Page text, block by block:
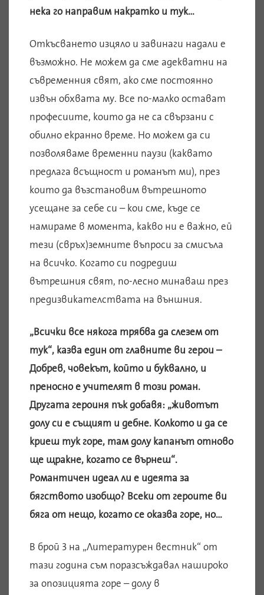
нека го направим накратко и тук…
Откъсването изцяло и завинаги надали е
възможно. Не можем да сме адекватни на
съвременния свят, ако сме постоянно
извън обхвата му. Все по-малко остават
професиите, които да не са свързани с
обилно екранно време. Но можем да си
позволяваме временни паузи (каквато
предлага всъщност и романът ми), през
които да възстановим вътрешното
усещане за себе си – кои сме, къде се
намираме в момента, какво ни е важно, ей
тези (свръх)земните въпроси за смисъла
на всичко. Когато си подредиш
вътрешния свят, по-лесно минаваш през
предизвикателствата на външния.
„Всички все някога трябва да слезем от
тук“, казва един от главните ви герои –
Добрев, човекът, който и буквално, и
преносно е учителят в този роман.
Другата героиня пък добавя: „животът
долу си е същият и дебне. Колкото и да се
криеш тук горе, там долу капанът отново
ще щракне, когато се върнеш“.
Романтичен идеал ли е идеята за
бягството изобщо? Всеки от героите ви
бяга от нещо, когато се оказва горе, но…
В брой 3 на „Литературен вестник“ от
тази година съм поразсъждавал нашироко
за опозицията горе – долу в